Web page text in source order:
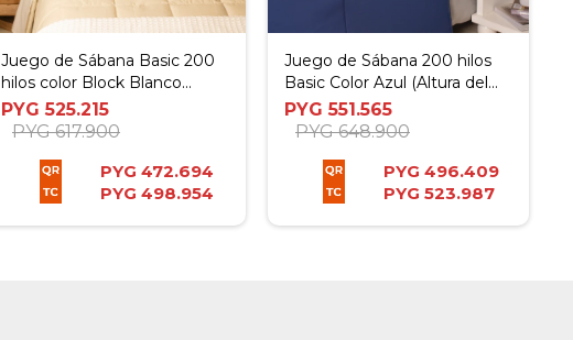
Juego de Sábana Basic 200
hilos color Block Blanco
Beige - Queen
PYG 525.215
PYG 617.900
PYG 472.694
PYG 498.954
Juego de Sábana 200 hilos
Basic Color Azul (Altura del
Colchón: 30 cm) - King
PYG 551.565
PYG 648.900
PYG 496.409
PYG 523.987